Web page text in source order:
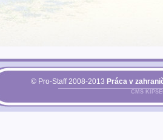
© Pro-Staff 2008-2013 Práca v
CMS